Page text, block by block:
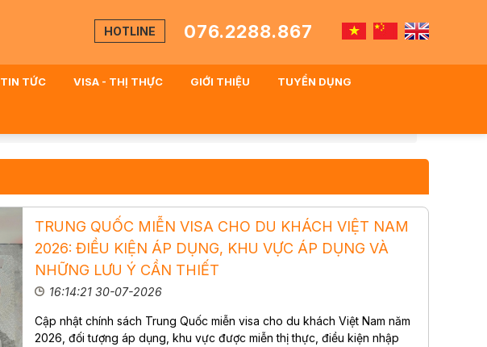
HOTLINE 076.2288.867
TIN TỨC VISA - THỊ THỰC GIỚI THIỆU TUYỂN DỤNG
TRUNG QUỐC MIỄN VISA CHO DU KHÁCH VIỆT NAM
2026: ĐIỀU KIỆN ÁP DỤNG, KHU VỰC ÁP DỤNG VÀ
NHỮNG LƯU Ý CẦN THIẾT
16:14:21 30-07-2026
Cập nhật chính sách Trung Quốc miễn visa cho du khách Việt Nam năm
2026, đối tượng áp dụng, khu vực được miễn thị thực, điều kiện nhập